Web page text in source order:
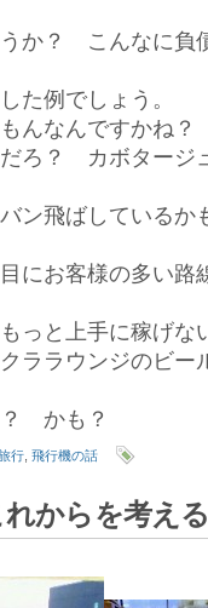
か？ こんなに負
た例でしょう。
んなんですかね？
ろ？ カボタージ
ン飛ばしているか
にお客様の多い路
っと上手に稼げな
ララウンジのビー
？ かも？
行 飛行機の話
からを考え